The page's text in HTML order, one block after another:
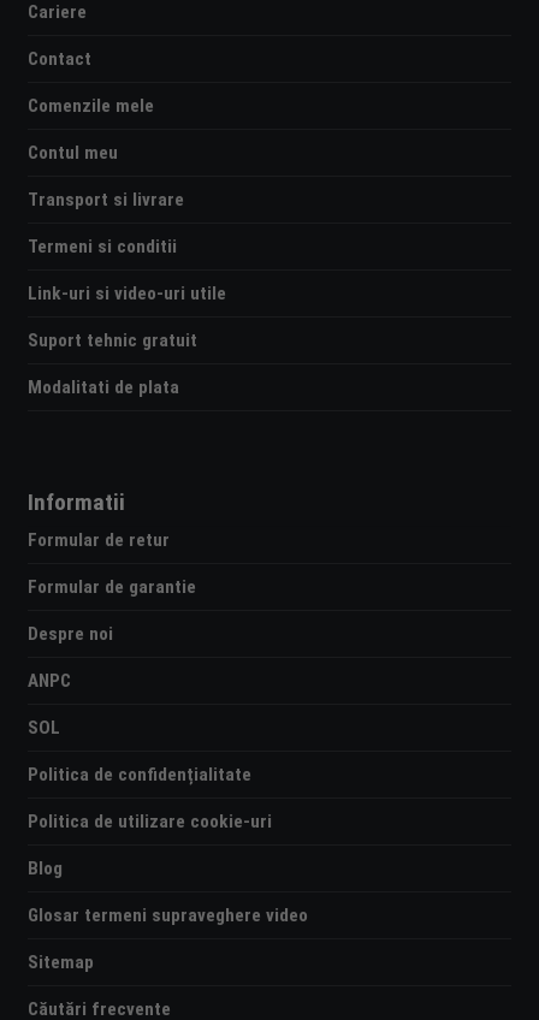
Cariere
Contact
Comenzile mele
Contul meu
Transport si livrare
Termeni si conditii
Link-uri si video-uri utile
Suport tehnic gratuit
Modalitati de plata
Informatii
Formular de retur
Formular de garantie
Despre noi
ANPC
SOL
Politica de confidențialitate
Politica de utilizare cookie-uri
Blog
Glosar termeni supraveghere video
Sitemap
Căutări frecvente